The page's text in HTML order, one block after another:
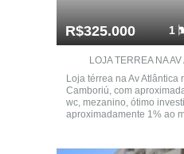
R$325.000 1
LOJA TERREA NA
Loja térrea na Av Atlântica
Camboriú, com
wc, mezanino, ótimo
aproximadamente 1% ao